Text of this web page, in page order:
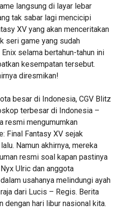
langsung di layar lebar
tak sabar lagi mencicipi
XV yang akan menceritakan
seri game yang sudah
selama bertahun-tahun ini
kesempatan tersebut.
diresmikan!
besar di Indonesia, CGV Blitz
terbesar di Indonesia –
resmi mengumumkan
Final Fantasy XV sejak
Namun akhirnya, mereka
resmi soal kapan pastinya
Ulric dan anggota
usahanya melindungi ayah
dari Lucis – Regis. Berita
dengan hari libur nasional kita.